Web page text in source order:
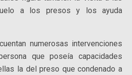
a los presos y los ayuda
numerosas intervenciones
que poseía capacidades
la del preso que condenado a